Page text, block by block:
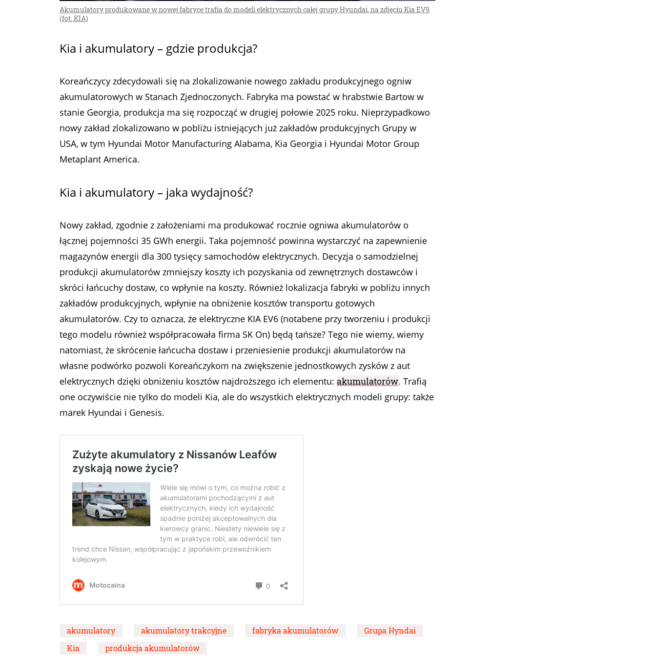
Akumulatory produkowane w nowej fabryce trafią do modeli elektrycznych całej grupy Hyundai, na zdjęciu Kia EV9
(fot. KIA)
Kia i akumulatory – gdzie produkcja?
Koreańczycy zdecydowali się na zlokalizowanie nowego zakładu produkcyjnego ogniw
akumulatorowych w Stanach Zjednoczonych. Fabryka ma powstać w hrabstwie Bartow w
stanie Georgia, produkcja ma się rozpocząć w drugiej połowie 2025 roku. Nieprzypadkowo
nowy zakład zlokalizowano w pobliżu istniejących już zakładów produkcyjnych Grupy w
USA, w tym Hyundai Motor Manufacturing Alabama, Kia Georgia i Hyundai Motor Group
Metaplant America.
Kia i akumulatory – jaka wydajność?
Nowy zakład, zgodnie z założeniami ma produkować rocznie ogniwa akumulatorów o
łącznej pojemności 35 GWh energii. Taka pojemność powinna wystarczyć na zapewnienie
magazynów energii dla 300 tysięcy samochodów elektrycznych. Decyzja o samodzielnej
produkcji akumulatorów zmniejszy koszty ich pozyskania od zewnętrznych dostawców i
skróci łańcuchy dostaw, co wpłynie na koszty. Również lokalizacja fabryki w pobliżu innych
zakładów produkcyjnych, wpłynie na obniżenie kosztów transportu gotowych
akumulatorów. Czy to oznacza, że elektryczne KIA EV6 (notabene przy tworzeniu i produkcji
tego modelu również współpracowała firma SK On) będą tańsze? Tego nie wiemy, wiemy
natomiast, że skrócenie łańcucha dostaw i przeniesienie produkcji akumulatorów na
własne podwórko pozwoli Koreańczykom na zwiększenie jednostkowych zysków z aut
elektrycznych dzięki obniżeniu kosztów najdroższego ich elementu: akumulatorów. Trafią
one oczywiście nie tylko do modeli Kia, ale do wszystkich elektrycznych modeli grupy: także
marek Hyundai i Genesis.
akumulatory akumulatory trakcyjne fabryka akumulatorów
Grupa Hyndai
Kia
produkcja akumulatorów